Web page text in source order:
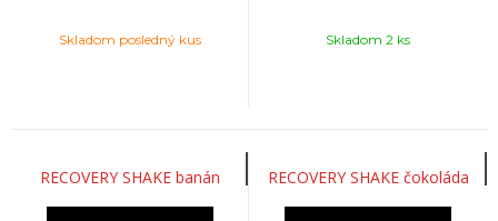
Skladom posledný kus Skladom 2 ks
RECOVERY SHAKE banán RECOVERY SHAKE čokoláda